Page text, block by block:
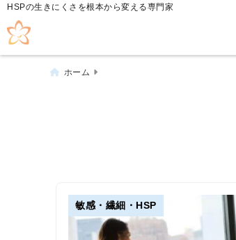
HSPの生きにくさを根本から変える専門家
ホーム
敏感・繊細・HSP